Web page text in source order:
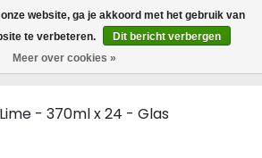
MENU
0
- 370ml x 24 - Glas
website, ga je akkoord met het gebruik van
te verbeteren.
Dit bericht verbergen
Meer over cookies »